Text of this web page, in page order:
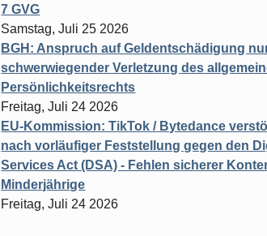
7 GVG
Samstag, Juli 25 2026
BGH: Anspruch auf Geldentschädigung
schwerwiegender Verletzung des
Persönlichkeitsrechts
Freitag, Juli 24 2026
EU-Kommission: TikTok / Bytedance
nach vorläufiger Feststellung gegen den
Services Act (DSA) - Fehlen sicherer
Minderjährige
Freitag, Juli 24 2026